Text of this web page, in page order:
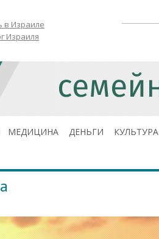
в Израиле
Израиля
МЕДИЦИНА ДЕНЬГИ КУЛЬТУРА